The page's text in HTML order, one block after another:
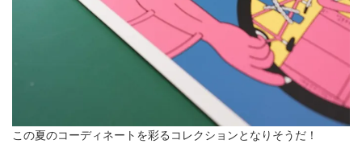
この夏のコーディネートを彩るコレクションとなりそうだ！